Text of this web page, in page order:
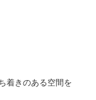
着きのある空間を